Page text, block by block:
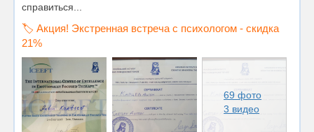
справиться...
🏷️ Акция! Экстренная встреча с психологом - скидка
21%
69 фото
3 видео